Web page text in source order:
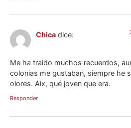
Chica dice:
Me ha traido muchos recuerdos,
colonias me gustaban, siempre he
olores. Aix, qué joven que era.
Responder